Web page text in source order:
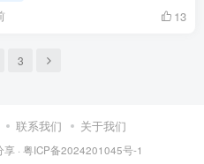
13
3
联系我们 关于我们
享· 粤ICP备2024201045号-1